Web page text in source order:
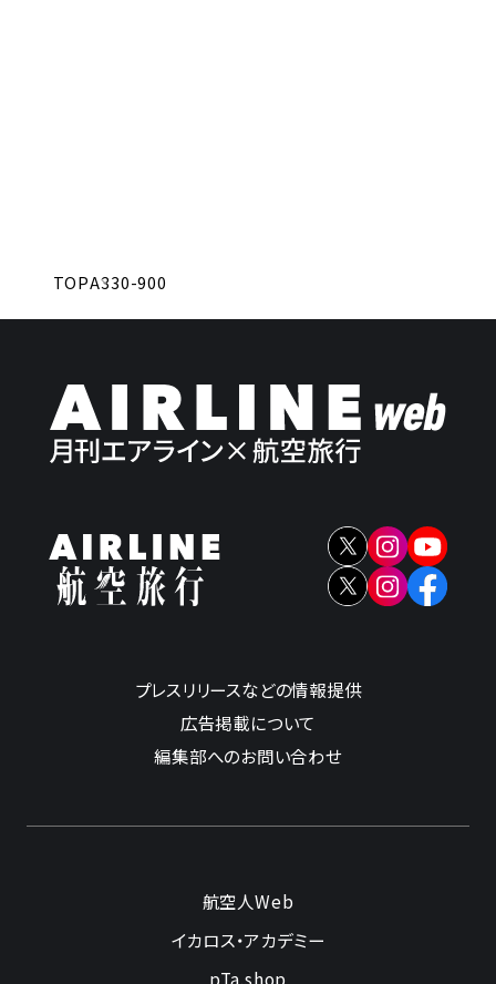
TOPA330-900
プレスリリースなどの情報提供
広告掲載について
編集部へのお問い合わせ
航空人Web
イカロス・アカデミー
pTa.shop